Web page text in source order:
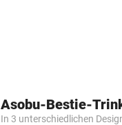
Asobu-Bestie-
In 3 unterschiedlichen